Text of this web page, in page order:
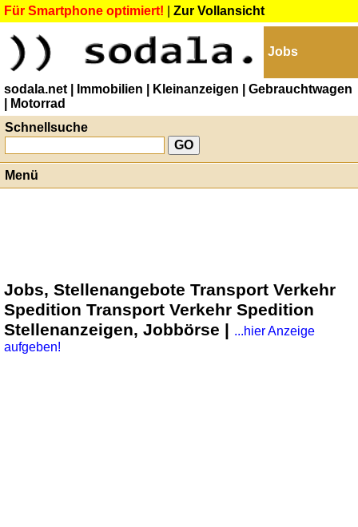
Für Smartphone optimiert! Zur Vollansicht
Jobs
sodala.net | Immobilien | Kleinanzeigen
| Gebrauchtwagen
| Motorrad
Schnellsuche
Menü
Jobs, Stellenangebote Transport Verkehr
Spedition Transport Verkehr Spedition
Stellenanzeigen, Jobbörse | ...hier Anzeige
aufgeben!